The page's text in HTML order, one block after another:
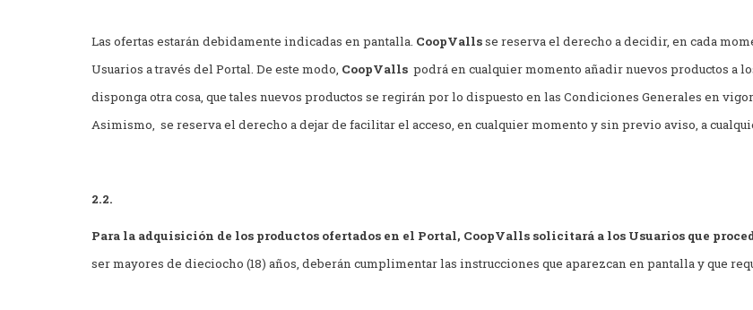
Las ofertas estarán debidamente indicadas en pantalla. CoopVallsse reserva el derecho a decidir, en cada
Usuarios a través del Portal. De este modo, CoopValls podrá en cualquier momento añadir nuevos productos a
disponga otra cosa, que tales nuevos productos se regirán por lo dispuesto en las Condiciones Generales en
Asimismo, se reserva el derecho a dejar de facilitar el acceso, en cualquier momento y sin previo aviso, a
2.2.
Para la adquisición de los productos ofertados en el Portal, CoopValls solicitará a los Usuarios que
ser mayores de dieciocho (18) años, deberán cumplimentar las instrucciones que aparezcan en pantalla y que